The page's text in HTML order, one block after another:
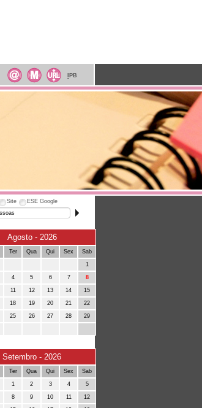
PB
Site ESE Google
Agosto - 2026
Ter Qua Qui Sex Sab
1
4 5 6 7 8
11 12 13 14 15
18 19 20 21 22
25 26 27 28 29
Setembro - 2026
Ter Qua Qui Sex Sab
1 2 3 4 5
8 9 10 11 12